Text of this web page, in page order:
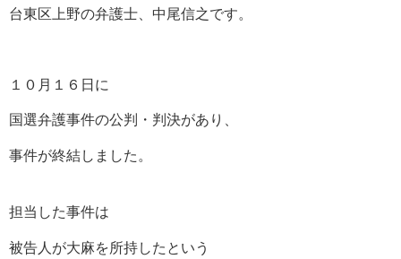
台東区上野の弁護士、中尾信之です。
１０月１６日に
国選弁護事件の公判・判決があり、
事件が終結しました。
担当した事件は
被告人が大麻を所持したという